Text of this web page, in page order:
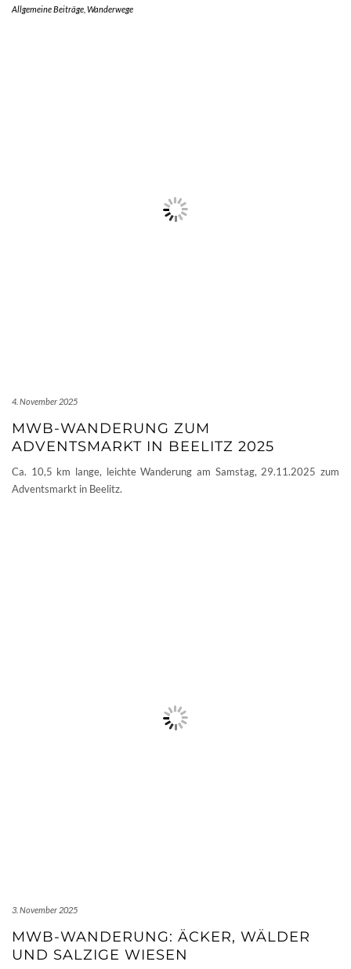
Allgemeine Beiträge Wanderwege
4. November 2025
MWB-WANDERUNG ZUM
ADVENTSMARKT IN BEELITZ 2025
Ca. 10,5 km lange, leichte Wanderung am Samstag, 29.11.2025 zum
Adventsmarkt in Beelitz.
3. November 2025
MWB-WANDERUNG: ÄCKER, WÄLDER
UND SALZIGE WIESEN